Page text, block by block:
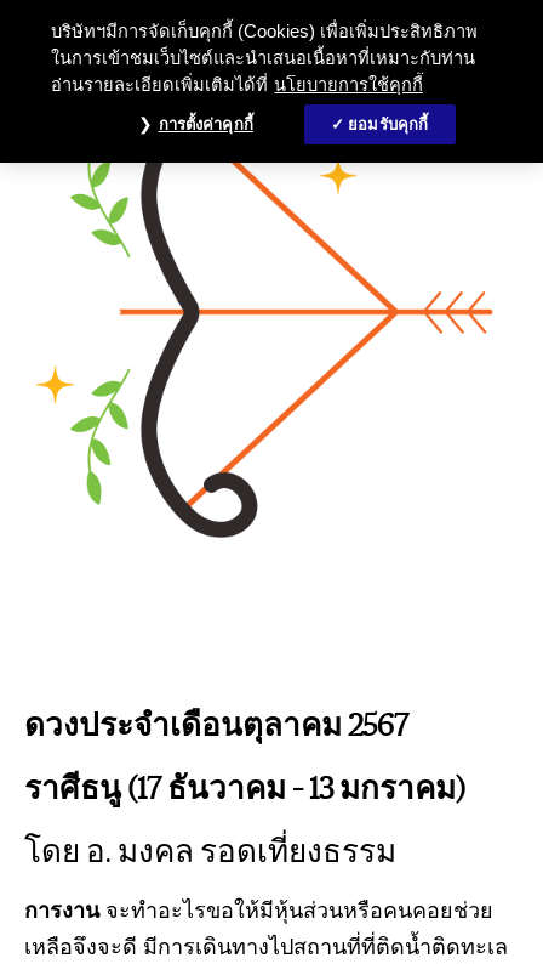
ดวงประจำเดือนตุลาคม 2567
ราศีธนู (17 ธันวาคม – 13 มกราคม)
โดย อ. มงคล รอดเที่ยงธรรม
การงานจะทำอะไรขอให้มีหุ้นส่วนหรือคนคอยช่วย
เหลือจึงจะดี มีการเดินทางไปสถานที่ที่ติดน้ำติดทะเล
บริษัทฯมีการจัดเก็บคุกกี้ (Cookies) เพื่อเพิ่มประสิทธิภาพ
ในการเข้าชมเว็บไซต์และนำเสนอเนื้อหาที่เหมาะกับท่าน
อ่านรายละเอียดเพิ่มเติมได้ที่ นโยบายการใช้คุกกี้
การตั้งค่าคุกกี้ ยอมรับคุกกี้